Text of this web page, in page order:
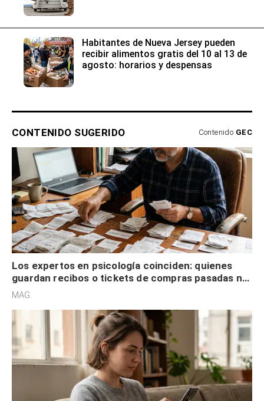
Habitantes de Nueva Jersey pueden
recibir alimentos gratis del 10 al 13 de
agosto: horarios y despensas
CONTENIDO SUGERIDO Contenido GEC
Los expertos en psicología coinciden: quienes
guardan recibos o tickets de compras pasadas no
son acumuladores, sino que tienen necesidad de
MAG.